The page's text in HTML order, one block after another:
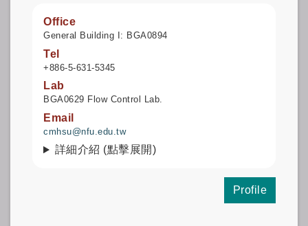
Office
General Building I: BGA0894
Tel
+886-5-631-5345
Lab
BGA0629 Flow Control Lab.
Email
cmhsu@nfu.edu.tw
詳細介紹 (點擊展開)
Profile